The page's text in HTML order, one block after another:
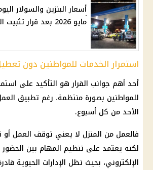
مايو 2026 بعد قرار تثبيت الوقود رسميًا
استمرار الخدمات للمواطنين دون
أحد أهم جوانب القرارهو التأكيد على
للمواطنين بصورة منتظمة، رغم تطبيق
الأحد من كل أسبوع.
فالعمل من المنزل لا يعني توقف العمل أو
لكنه يعتمد على تنظيم المهام بين
الإلكتروني، بحيث تظل الإدارات الحيوية